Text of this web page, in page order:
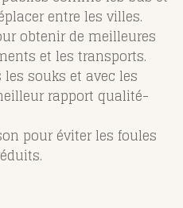
entre les villes.
obtenir de meilleures
et les transports.
souks et avec les
rapport qualité-
pour éviter les foules